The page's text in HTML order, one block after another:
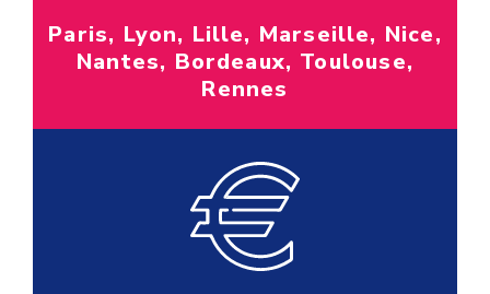
Paris, Lyon, Lille, Marseille, Nice,
Nantes, Bordeaux, Toulouse,
Rennes